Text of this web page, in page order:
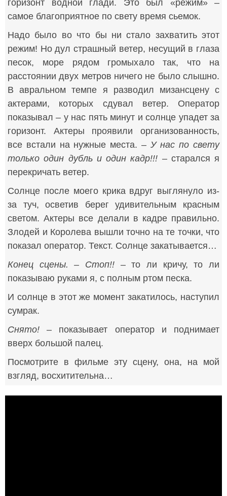
горизонт водной глади. Это был «режим» –
самое благоприятное по свету время сьемок.
Надо было во что бы ни стало захватить этот
режим! Но дул страшный ветер, несущий в глаза
песок, море рядом громыхало так, что на
расстоянии двух метров ничего не было слышно.
В авральном темпе я разводил мизансцену с
актерами, которых сдувал ветер. Оператор
показывал – у нас пять минут и солнце упадет за
горизонт. Актеры проявили организованность,
все встали на нужные места. – У нас по свету
только один дубль и один кадр!!! – старался я
перекричать ветер.
Солнце после моего крика вдруг выглянуло из-
за туч, осветив берег удивительным красным
светом. Актеры все делали в кадре правильно.
Злодей и Королева вышли точно на те точки, что
показал оператор. Текст. Солнце закатывается…
Конец сцены. – Стоп!! – то ли кричу, то ли
показываю руками я, с полным ртом песка.
И солнце в этот же момент закатилось, наступил
сумрак.
Снято! – показывает оператор и поднимает
вверх большой палец.
Посмотрите в фильме эту сцену, она, на мой
взгляд, восхитительна…